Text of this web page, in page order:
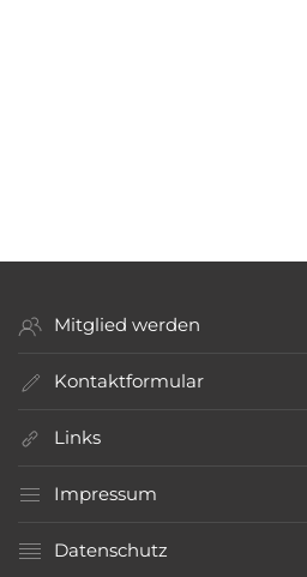
Mitglied werden
Kontaktformular
Links
Impressum
Datenschutz